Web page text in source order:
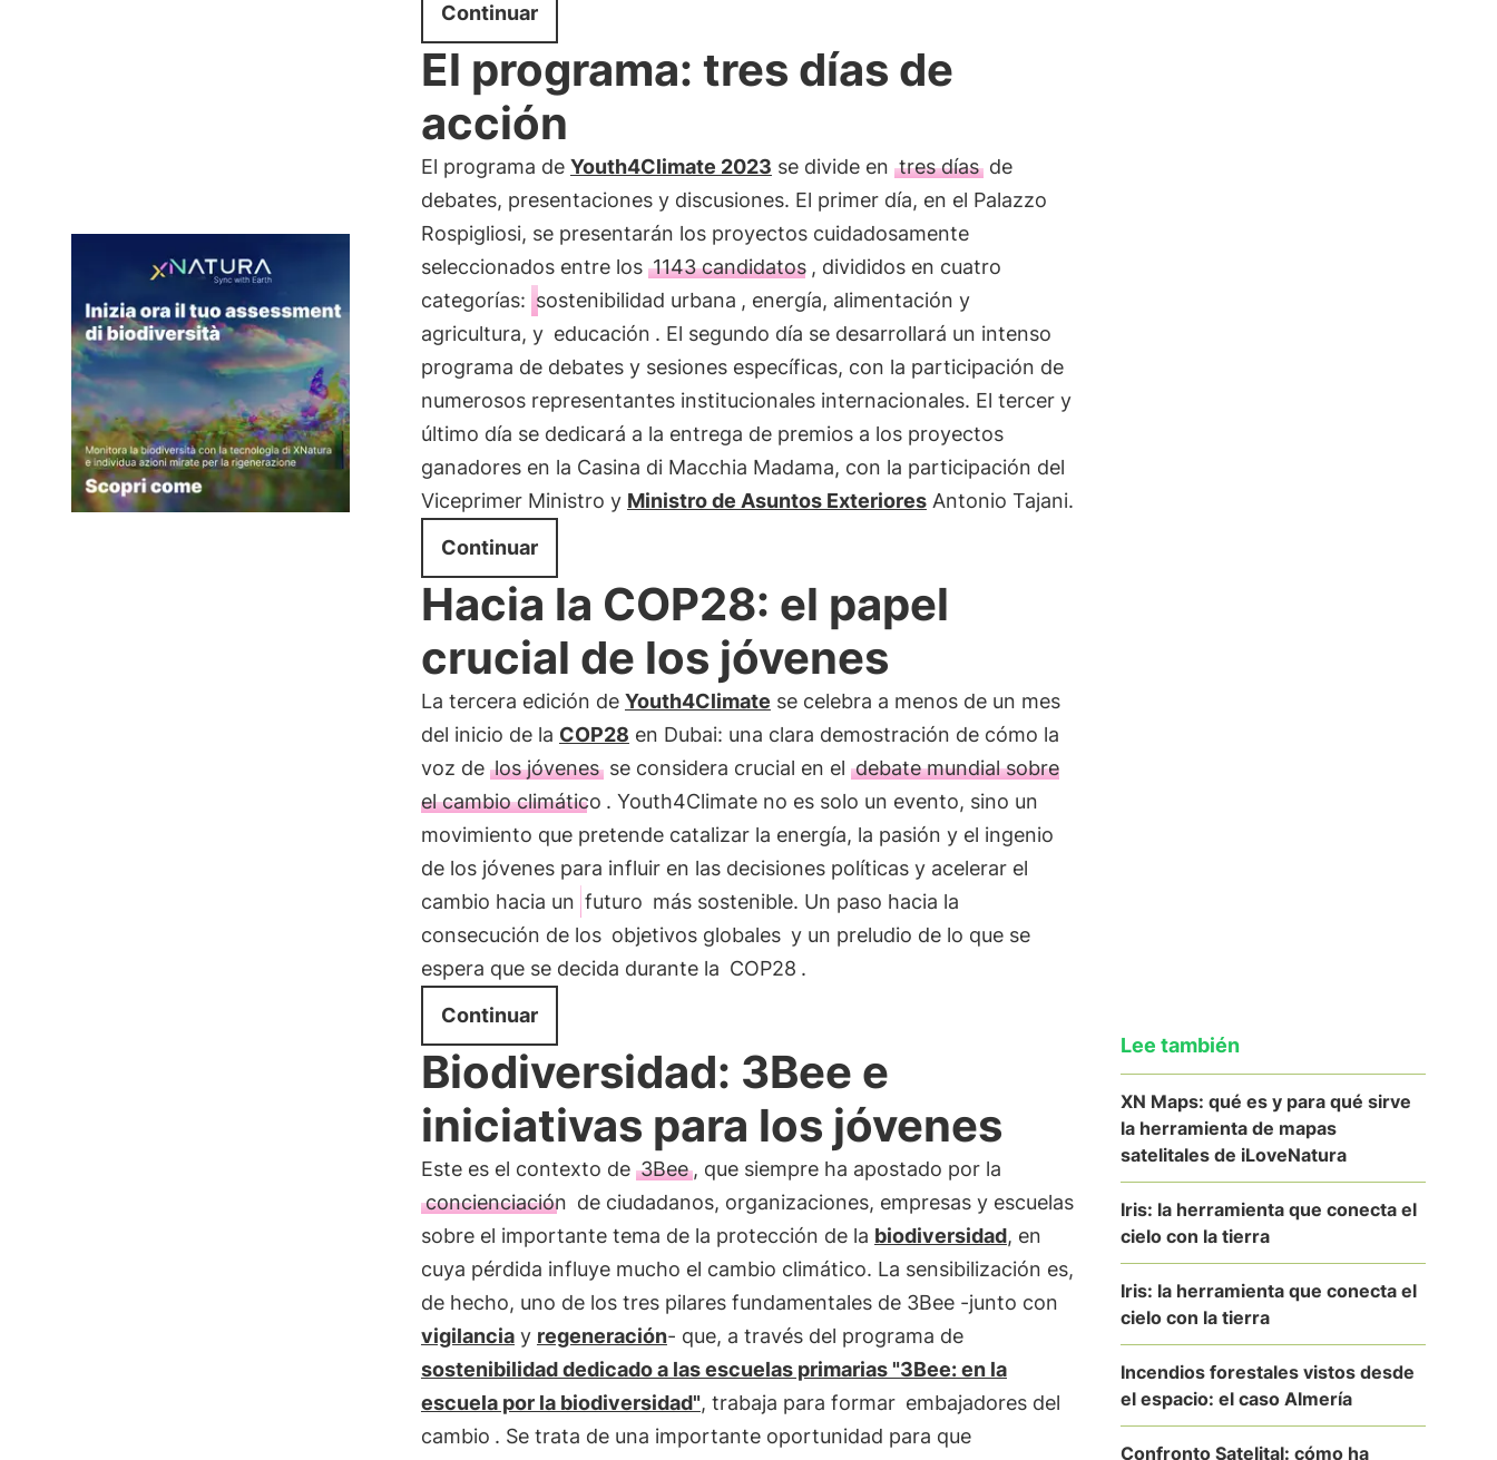
Continuar
El programa: tres días de
acción
El programa de Youth4Climate 2023 se divide en tres díasde
debates, presentaciones y discusiones. El primer día, en el Palazzo
Rospigliosi, se presentarán los proyectos cuidadosamente
seleccionados entre los 1143 candidatos , divididos en cuatro
categorías: sostenibilidad urbana , energía, alimentación y
agricultura, y educación . El segundo día se desarrollará un intenso
programa de debates y sesiones específicas, con la participación de
numerosos representantes institucionales internacionales. El tercer y
último día se dedicará a la entrega de premios a los proyectos
ganadores en la Casina di Macchia Madama, con la participación del
Viceprimer Ministro y Ministro de Asuntos ExterioresAntonio Tajani.
Continuar
Hacia la COP28: el papel
crucial de los jóvenes
La tercera edición de Youth4Climate se celebra a menos de un mes
del inicio de la COP28 en Dubai: una clara demostración de cómo la
voz de los jóvenesse considera crucial en el debate mundial sobre
el cambio climático . Youth4Climate no es solo un evento, sino un
movimiento que pretende catalizar la energía, la pasión y el ingenio
de los jóvenes para influir en las decisiones políticas y acelerar el
cambio hacia un futuro más sostenible. Un paso hacia la
consecución de los objetivos globales y un preludio de lo que se
espera que se decida durante la COP28 .
Continuar
Biodiversidad: 3Bee e
iniciativas para los jóvenes
Este es el contexto de 3Bee, que siempre ha apostado por la
concienciación de ciudadanos, organizaciones, empresas y escuelas
sobre el importante tema de la protección de la biodiversidad, en
cuya pérdida influye mucho el cambio climático. La sensibilización es,
de hecho, uno de los tres pilares fundamentales de 3Bee -junto con
vigilanciay regeneración- que, a través del programa de
sostenibilidad dedicado a las escuelas primarias "3Bee: en la
escuela por la biodiversidad", trabaja para formar embajadores del
cambio . Se trata de una importante oportunidad para que
Lee también
XN Maps: qué es y para qué sirve
la herramienta de mapas
satelitales de iLoveNatura
Iris: la herramienta que conecta el
cielo con la tierra
Iris: la herramienta que conecta el
cielo con la tierra
Incendios forestales vistos desde
el espacio: el caso Almería
Confronto Satelital: cómo ha